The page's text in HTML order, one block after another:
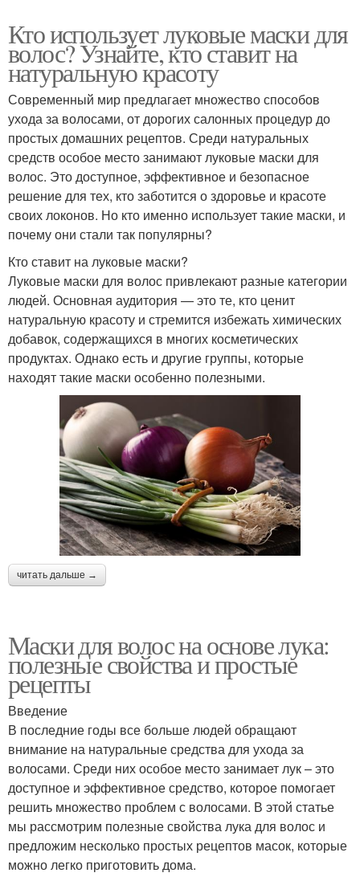
Кто использует луковые маски для
волос? Узнайте, кто ставит на
натуральную красоту
Современный мир предлагает множество способов
ухода за волосами, от дорогих салонных процедур до
простых домашних рецептов. Среди натуральных
средств особое место занимают луковые маски для
волос. Это доступное, эффективное и безопасное
решение для тех, кто заботится о здоровье и красоте
своих локонов. Но кто именно использует такие маски, и
почему они стали так популярны?
Кто ставит на луковые маски?
Луковые маски для волос привлекают разные категории
людей. Основная аудитория — это те, кто ценит
натуральную красоту и стремится избежать химических
добавок, содержащихся в многих косметических
продуктах. Однако есть и другие группы, которые
находят такие маски особенно полезными.
читать дальше →
Маски для волос на основе лука:
полезные свойства и простые
рецепты
Введение
В последние годы все больше людей обращают
внимание на натуральные средства для ухода за
волосами. Среди них особое место занимает лук – это
доступное и эффективное средство, которое помогает
решить множество проблем с волосами. В этой статье
мы рассмотрим полезные свойства лука для волос и
предложим несколько простых рецептов масок, которые
можно легко приготовить дома.